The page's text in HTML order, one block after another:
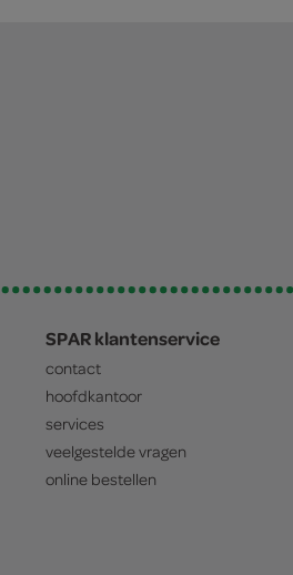
SPAR klantenservice
contact
hoofdkantoor
services
veelgestelde vragen
online bestellen